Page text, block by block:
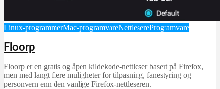
Linux-programmerMac-programvareNettlesereProgramvare
Floorp
Floorp er en gratis og åpen kildekode-nettleser basert på Firefox,
men med langt flere muligheter for tilpasning, fanestyring og
personvern enn den vanlige Firefox-nettleseren.